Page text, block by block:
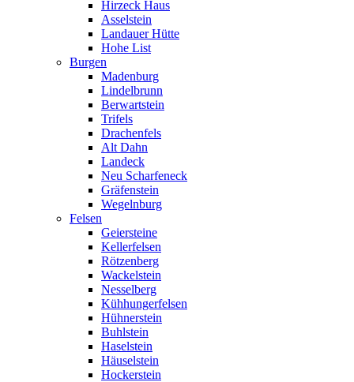
Hirzeck Haus
Asselstein
Landauer Hütte
Hohe List
Burgen
Madenburg
Lindelbrunn
Berwartstein
Trifels
Drachenfels
Alt Dahn
Landeck
Neu Scharfeneck
Gräfenstein
Wegelnburg
Felsen
Geiersteine
Kellerfelsen
Rötzenberg
Wackelstein
Nesselberg
Kühhungerfelsen
Hühnerstein
Buhlstein
Haselstein
Häuselstein
Hockerstein